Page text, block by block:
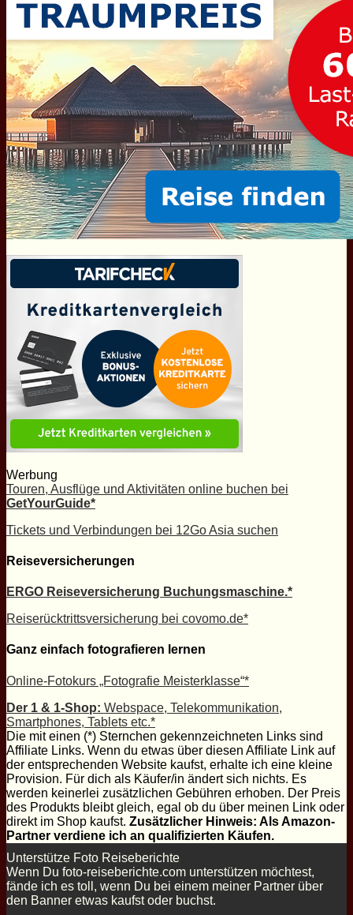
Werbung
Touren, Ausflüge und Aktivitäten online buchen bei
GetYourGuide*
Tickets und Verbindungen bei 12Go Asia suchen
Reiseversicherungen
ERGO Reiseversicherung Buchungsmaschine.*
Reiserücktrittsversicherung bei covomo.de*
Ganz einfach fotografieren lernen
Online-Fotokurs „Fotografie Meisterklasse“*
Der 1 & 1-Shop: Webspace, Telekommunikation,
Smartphones, Tablets etc.*
Die mit einen (*) Sternchen gekennzeichneten Links sind
Affiliate Links. Wenn du etwas über diesen Affiliate Link auf
der entsprechenden Website kaufst, erhalte ich eine kleine
Provision. Für dich als Käufer/in ändert sich nichts. Es
werden keinerlei zusätzlichen Gebühren erhoben. Der Preis
des Produkts bleibt gleich, egal ob du über meinen Link oder
direkt im Shop kaufst. Zusätzlicher Hinweis: Als Amazon-
Partner verdiene ich an qualifizierten Käufen.
Unterstütze Foto Reiseberichte
Wenn Du foto-reiseberichte.com unterstützen möchtest,
fände ich es toll, wenn Du bei einem meiner Partner über
den Banner etwas kaufst oder buchst.